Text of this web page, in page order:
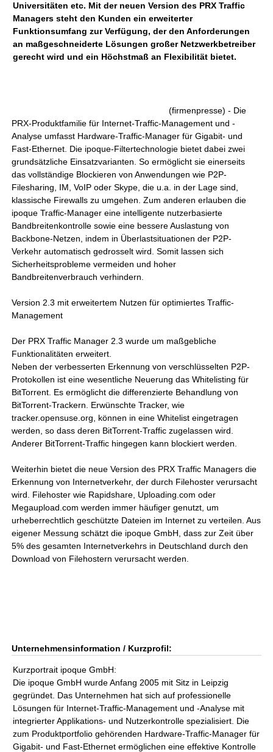
Universitäten etc. Mit der neuen Version des PRX Traffic
Managers steht den Kunden ein erweiterter
Funktionsumfang zur Verfügung, der den Anforderungen
an maßgeschneiderte Lösungen großer Netzwerkbetreiber
gerecht wird und ein Höchstmaß an Flexibilität bietet.
(firmenpresse) - Die
PRX-Produktfamilie für Internet-Traffic-Management und -
Analyse umfasst Hardware-Traffic-Manager für Gigabit- und
Fast-Ethernet. Die ipoque-Filtertechnologie bietet dabei zwei
grundsätzliche Einsatzvarianten. So ermöglicht sie einerseits
das vollständige Blockieren von Anwendungen wie P2P-
Filesharing, IM, VoIP oder Skype, die u.a. in der Lage sind,
klassische Firewalls zu umgehen. Zum anderen erlauben die
ipoque Traffic-Manager eine intelligente nutzerbasierte
Bandbreitenkontrolle sowie eine bessere Auslastung von
Backbone-Netzen, indem in Überlastsituationen der P2P-
Verkehr automatisch gedrosselt wird. Somit lassen sich
Sicherheitsprobleme vermeiden und hoher
Bandbreitenverbrauch verhindern.
Version 2.3 mit erweitertem Nutzen für optimiertes Traffic-
Management
Der PRX Traffic Manager 2.3 wurde um maßgebliche
Funktionalitäten erweitert.
Neben der verbesserten Erkennung von verschlüsselten P2P-
Protokollen ist eine wesentliche Neuerung das Whitelisting für
BitTorrent. Es ermöglicht die differenzierte Behandlung von
BitTorrent-Trackern. Erwünschte Tracker, wie
tracker.opensuse.org, können in eine Whitelist eingetragen
werden, so dass deren BitTorrent-Traffic zugelassen wird.
Anderer BitTorrent-Traffic hingegen kann blockiert werden.
Weiterhin bietet die neue Version des PRX Traffic Managers die
Erkennung von Internetverkehr, der durch Filehoster verursacht
wird. Filehoster wie Rapidshare, Uploading.com oder
Megaupload.com werden immer häufiger genutzt, um
urheberrechtlich geschützte Dateien im Internet zu verteilen. Aus
eigener Messung schätzt die ipoque GmbH, dass zur Zeit über
5% des gesamten Internetverkehrs in Deutschland durch den
Download von Filehostern verursacht werden.
Unternehmensinformation / Kurzprofil:
Kurzportrait ipoque GmbH:
Die ipoque GmbH wurde Anfang 2005 mit Sitz in Leipzig
gegründet. Das Unternehmen hat sich auf professionelle
Lösungen für Internet-Traffic-Management und -Analyse mit
integrierter Applikations- und Nutzerkontrolle spezialisiert. Die
zum Produktportfolio gehörenden Hardware-Traffic-Manager für
Gigabit- und Fast-Ethernet ermöglichen eine effektive Kontrolle